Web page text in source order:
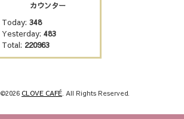
カウンター
Today: 348
Yesterday: 483
Total: 220963
©2026 CLOVE CAFÉ. All Rights Reserved.